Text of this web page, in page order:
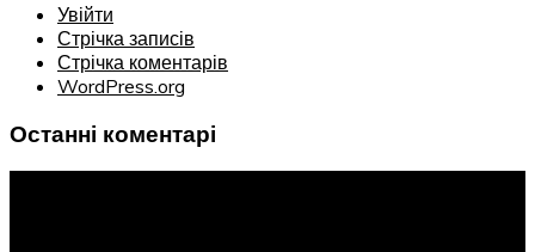
Увійти
Стрічка записів
Стрічка коментарів
WordPress.org
Останні коментарі